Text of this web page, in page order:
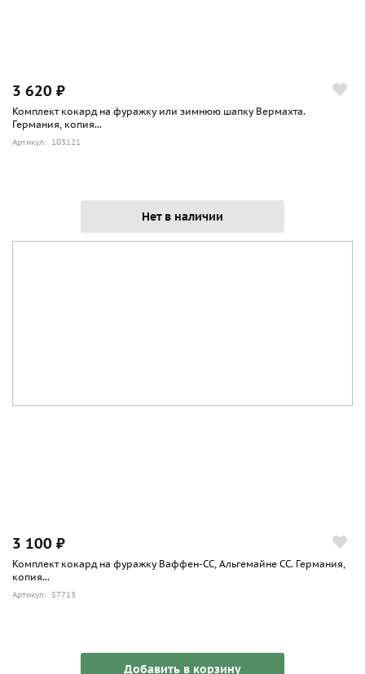
3 620 ₽
Комплект кокард на фуражку или зимнюю шапку Вермахта.
Германия, копия...
Артикул: 103121
Нет в наличии
3 100 ₽
Комплект кокард на фуражку Ваффен-СС, Альгемайне СС. Германия,
копия...
Артикул: 57713
Добавить в корзину